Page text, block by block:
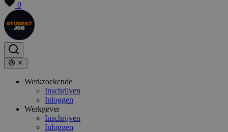
0
Werkzoekende
Inschrijven
Inloggen
Werkgever
Inschrijven
Inloggen